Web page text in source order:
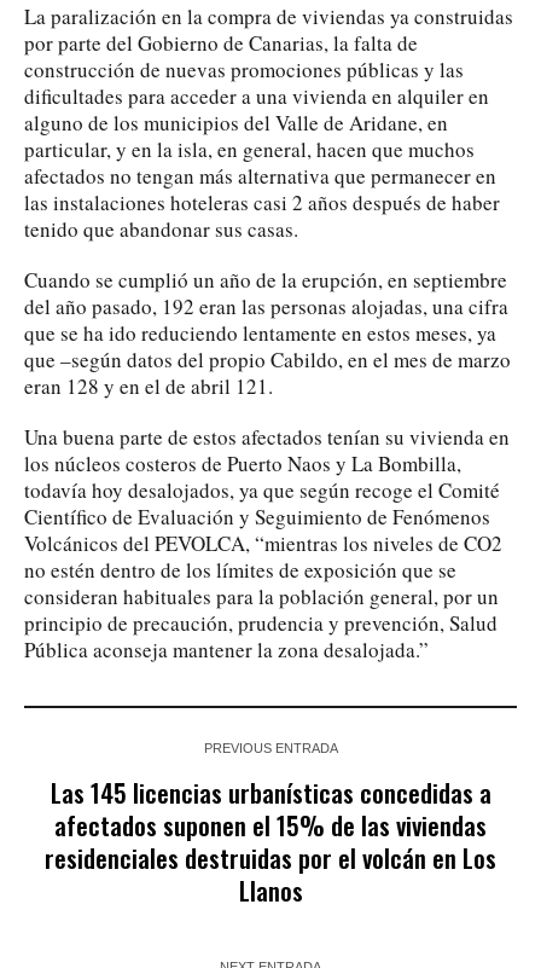
La paralización en la compra de viviendas ya construidas
por parte del Gobierno de Canarias, la falta de
construcción de nuevas promociones públicas y las
dificultades para acceder a una vivienda en alquiler en
alguno de los municipios del Valle de Aridane, en
particular, y en la isla, en general, hacen que muchos
afectados no tengan más alternativa que permanecer en
las instalaciones hoteleras casi 2 años después de haber
tenido que abandonar sus casas.
Cuando se cumplió un año de la erupción, en septiembre
del año pasado, 192 eran las personas alojadas, una cifra
que se ha ido reduciendo lentamente en estos meses, ya
que –según datos del propio Cabildo, en el mes de marzo
eran 128 y en el de abril 121.
Una buena parte de estos afectados tenían su vivienda en
los núcleos costeros de Puerto Naos y La Bombilla,
todavía hoy desalojados, ya que según recoge el Comité
Científico de Evaluación y Seguimiento de Fenómenos
Volcánicos del PEVOLCA, “mientras los niveles de CO2
no estén dentro de los límites de exposición que se
consideran habituales para la población general, por un
principio de precaución, prudencia y prevención, Salud
Pública aconseja mantener la zona desalojada.”
PREVIOUS ENTRADA
Las 145 licencias urbanísticas concedidas a
afectados suponen el 15% de las viviendas
residenciales destruidas por el volcán en Los
Llanos